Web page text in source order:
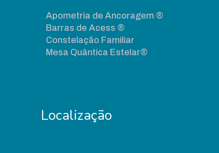
Apometria de Ancoragem ®
Barras de Acess ®
Constelação Familiar
Mesa Quântica Estelar®
Localização